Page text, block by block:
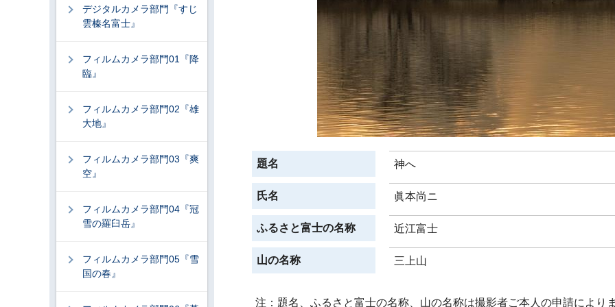
題名 神へ
氏名 眞本尚ニ
ふるさと富士の名称 近江富士
山の名称 三上山
注：題名、ふるさと富士の名称、山の名称は撮影者ご本人の申請により
デジタルカメラ部門『すじ
雲榛名富士』
フィルムカメラ部門01『降
臨』
フィルムカメラ部門02『雄
大地』
フィルムカメラ部門03『爽
空』
フィルムカメラ部門04『冠
雪の羅臼岳』
フィルムカメラ部門05『雪
国の春』